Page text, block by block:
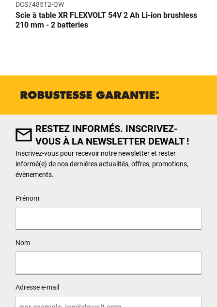
DCS7485T2-QW
Scie à table XR FLEXVOLT 54V 2 Ah Li-ion brushless
210 mm - 2 batteries
RESTEZ INFORMÉS. INSCRIVEZ-
VOUS À LA NEWSLETTER DEWALT !
Inscrivez-vous pour recevoir notre newsletter et rester
informé(e) de nos dernières actualités, offres, promotions,
évènements.
Prénom
Nom
Adresse e-mail